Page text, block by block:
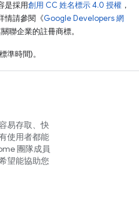
是採用創用 CC 姓名標示 4.0 授權 ，
情請參閱《Google Developers 網
聯企業的註冊商標。
時間)。
易存取、快
使用者都能
團隊成員
望能協助您